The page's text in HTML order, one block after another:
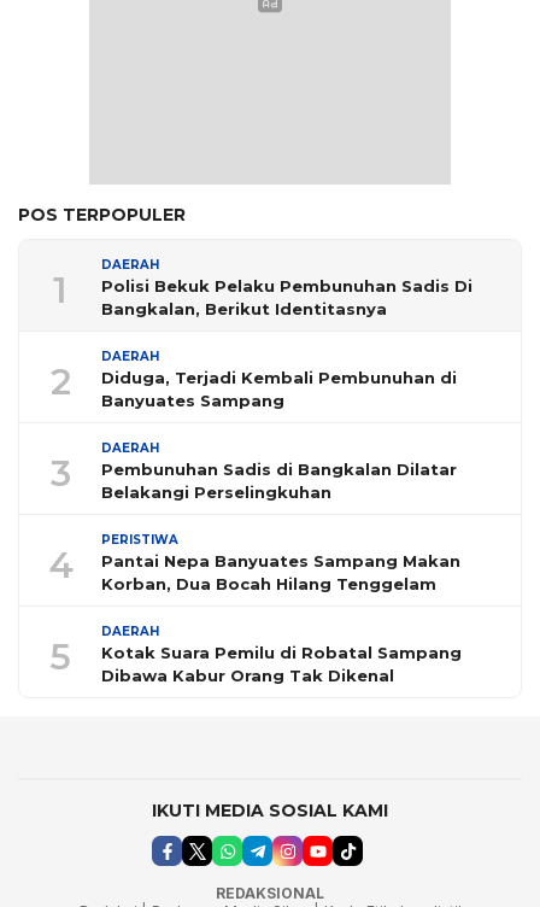
POS TERPOPULER
1
DAERAH
Polisi Bekuk Pelaku Pembunuhan Sadis Di
Bangkalan, Berikut Identitasnya
2
DAERAH
Diduga, Terjadi Kembali Pembunuhan di
Banyuates Sampang
3
DAERAH
Pembunuhan Sadis di Bangkalan Dilatar
Belakangi Perselingkuhan
4
PERISTIWA
Pantai Nepa Banyuates Sampang Makan
Korban, Dua Bocah Hilang Tenggelam
5
DAERAH
Kotak Suara Pemilu di Robatal Sampang
Dibawa Kabur Orang Tak Dikenal
IKUTI MEDIA SOSIAL KAMI
REDAKSIONAL